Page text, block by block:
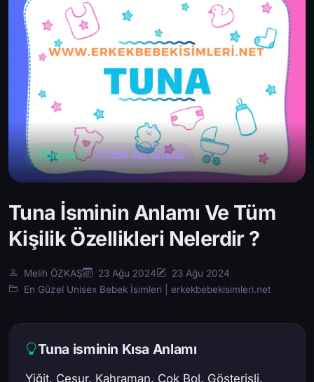
Unisex 1356 kez okundu
Tuna İsminin Anlamı Ve Tüm
Kişilik Özellikleri Nelerdir ?
Melih ÖZKAŞ 23 Ağu 2024
23 Ağu 2024
En Güzel Unisex Bebek İsimleri | erkekbebekisimleri.net
Tuna isminin Kısa Anlamı
Yiğit, Cesur, Kahraman, Çok Bol, Gösterişli,